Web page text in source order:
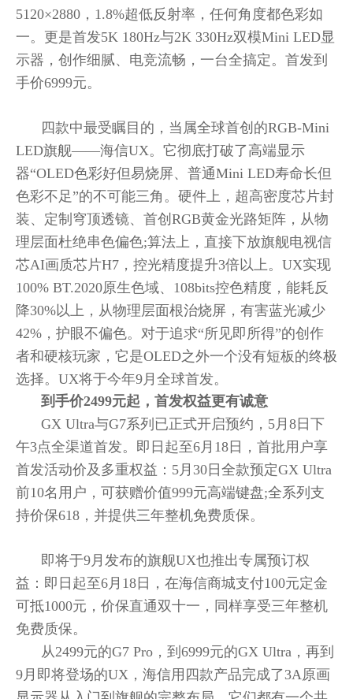
5120×2880，1.8%超低反射率，任何角度都色彩如
一。更是首发5K 180Hz与2K 330Hz双模Mini LED显
示器，创作细腻、电竞流畅，一台全搞定。首发到
手价6999元。
四款中最受瞩目的，当属全球首创的RGB-Mini
LED旗舰——海信UX。它彻底打破了高端显示
器“OLED色彩好但易烧屏、普通Mini LED寿命长但
色彩不足”的不可能三角。硬件上，超高密度芯片封
装、定制穹顶透镜、首创RGB黄金光路矩阵，从物
理层面杜绝串色偏色;算法上，直接下放旗舰电视信
芯AI画质芯片H7，控光精度提升3倍以上。UX实现
100% BT.2020原生色域、108bits控色精度，能耗反
降30%以上，从物理层面根治烧屏，有害蓝光减少
42%，护眼不偏色。对于追求“所见即所得”的创作
者和硬核玩家，它是OLED之外一个没有短板的终极
选择。UX将于今年9月全球首发。
到手价2499元起，首发权益更有诚意
GX Ultra与G7系列已正式开启预约，5月8日下
午3点全渠道首发。即日起至6月18日，首批用户享
首发活动价及多重权益：5月30日全款预定GX Ultra
前10名用户，可获赠价值999元高端键盘;全系列支
持价保618，并提供三年整机免费质保。
即将于9月发布的旗舰UX也推出专属预订权
益：即日起至6月18日，在海信商城支付100元定金
可抵1000元，价保直通双十一，同样享受三年整机
免费质保。
从2499元的G7 Pro，到6999元的GX Ultra，再到
9月即将登场的UX，海信用四款产品完成了3A原画